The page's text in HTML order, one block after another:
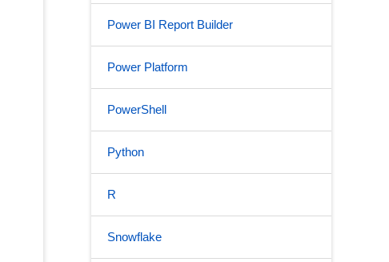
Power BI Report Builder
Power Platform
PowerShell
Python
R
Snowflake